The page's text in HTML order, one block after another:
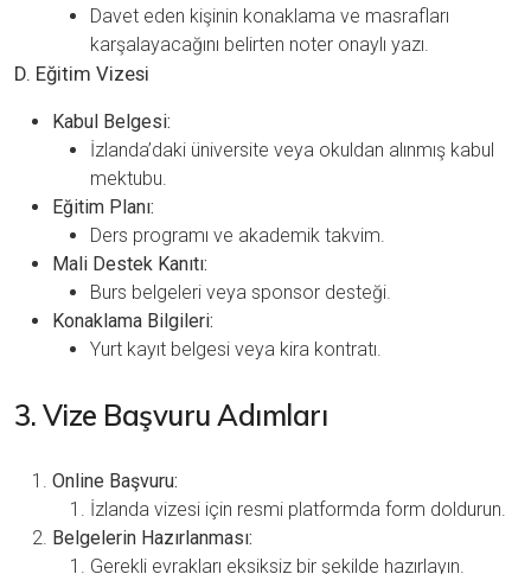
Davet eden kişinin konaklama ve masrafları
karşalayacağını belirten noter onaylı yazı.
D. Eğitim Vizesi
Kabul Belgesi:
İzlanda’daki üniversite veya okuldan alınmış kabul
mektubu.
Eğitim Planı:
Ders programı ve akademik takvim.
Mali Destek Kanıtı:
Burs belgeleri veya sponsor desteği.
Konaklama Bilgileri:
Yurt kayıt belgesi veya kira kontratı.
3. Vize Başvuru Adımları
Online Başvuru:
İzlanda vizesi için resmi platformda form doldurun.
Belgelerin Hazırlanması:
Gerekli evrakları eksiksiz bir şekilde hazırlayın.